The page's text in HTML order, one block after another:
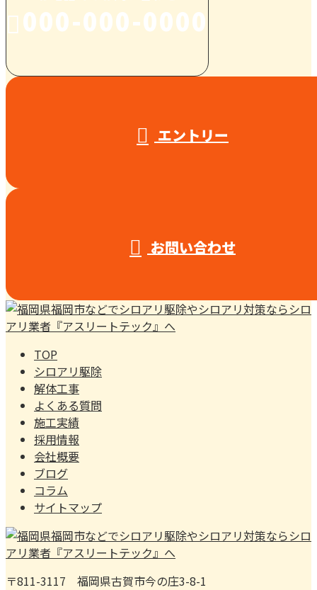
000-000-0000
エントリー
お問い合わせ
TOP
シロアリ駆除
解体工事
よくある質問
施工実績
採用情報
会社概要
ブログ
コラム
サイトマップ
〒811-3117 福岡県古賀市今の庄3-8-1